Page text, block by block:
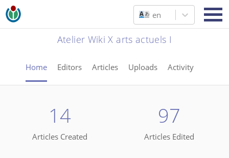
en
Atelier Wiki X arts actuels I
Home Editors Articles Uploads Activity
14
Articles Created
97
Articles Edited